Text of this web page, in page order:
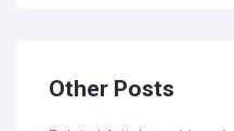
Other Posts